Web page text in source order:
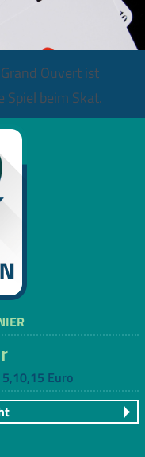
Ouvert ist
beim Skat.
Euro